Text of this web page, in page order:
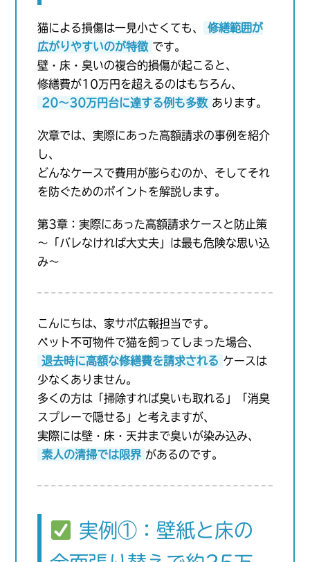
猫による損傷は一見小さくても、
修繕範囲が
広がりやすいのが特徴 です。
壁・床・臭いの複合的損傷が起こると、
修繕費が10万円を超えるのはもちろん、
20〜30万円台に達する例も多数 あります。
次章では、実際にあった高額請求の事例を紹介
し、
どんなケースで費用が膨らむのか、そしてそれ
を防ぐためのポイントを解説します。
第3章：実際にあった高額請求ケースと防止策
〜「バレなければ大丈夫」は最も危険な思い込
み〜
こんにちは、家サポ広報担当です。
ペット不可物件で猫を飼ってしまった場合、
退去時に高額な修繕費を請求される ケースは
少なくありません。
多くの方は「掃除すれば臭いも取れる」「消臭
スプレーで隠せる」と考えますが、
実際には壁・床・天井まで臭いが染み込み、
素人の清掃では限界 があるのです。
実例①：壁紙と床の